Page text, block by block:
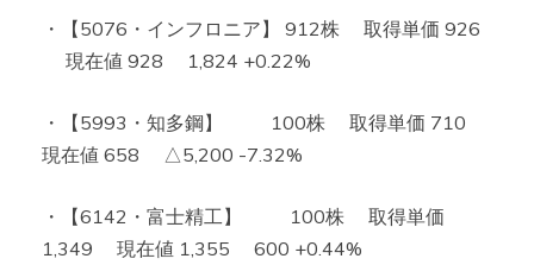
・【5076・インフロニア】 912株 取得単価 926
現在値 928 1,824 +0.22%
・【5993・知多鋼】 100株 取得単価 710
現在値 658 △5,200 -7.32%
・【6142・富士精工】 100株 取得単価
1,349 現在値 1,355 600 +0.44%